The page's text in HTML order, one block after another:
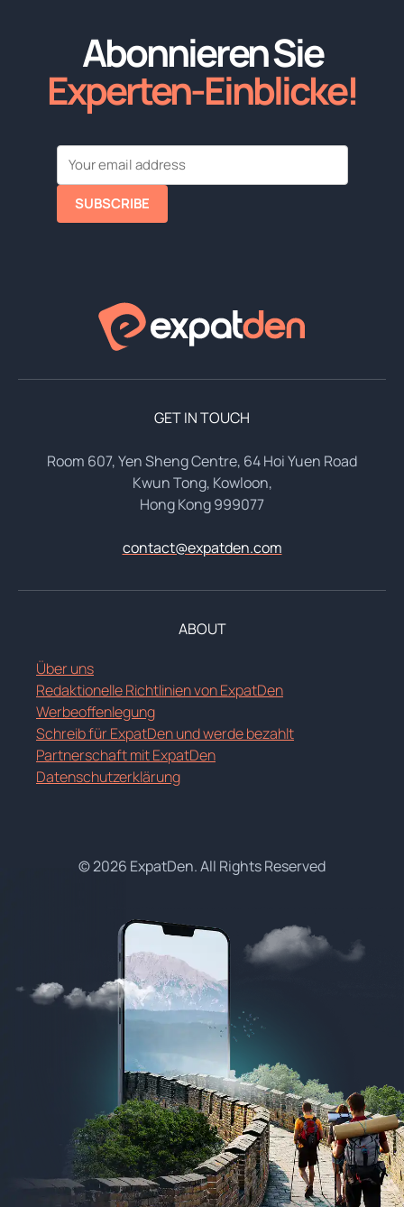
Abonnieren Sie
Experten-Einblicke!
SUBSCRIBE
GET IN TOUCH
Room 607, Yen Sheng Centre, 64 Hoi Yuen Road
Kwun Tong, Kowloon,
Hong Kong 999077
contact@expatden.com
ABOUT
Über uns
Redaktionelle Richtlinien von ExpatDen
Werbeoffenlegung
Schreib für ExpatDen und werde bezahlt
Partnerschaft mit ExpatDen
Datenschutzerklärung
© 2026 ExpatDen. All Rights Reserved